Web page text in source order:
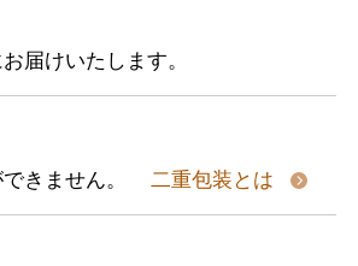
届けいたします。
きません。
二重包装とは